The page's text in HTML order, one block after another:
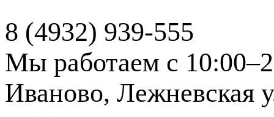
8 (4932) 939-555
Мы работаем с
Иваново, Лежневская